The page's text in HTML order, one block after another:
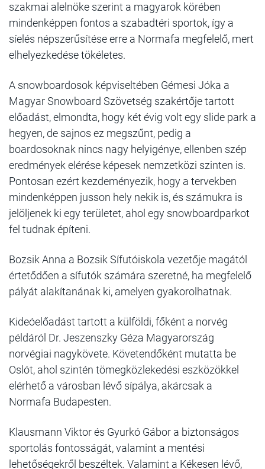
szakmai alelnöke szerint a magyarok körében
mindenképpen fontos a szabadtéri sportok, így a
síelés népszerűsítése erre a Normafa megfelelő, mert
elhelyezkedése tökéletes.
A snowboardosok képviseltében Gémesi Jóka a
Magyar Snowboard Szövetség szakértője tartott
előadást, elmondta, hogy két évig volt egy slide park a
hegyen, de sajnos ez megszűnt, pedig a
boardosoknak nincs nagy helyigénye, ellenben szép
eredmények elérése képesek nemzetközi szinten is.
Pontosan ezért kezdeményezik, hogy a tervekben
mindenképpen jusson hely nekik is, és számukra is
jelöljenek ki egy területet, ahol egy snowboardparkot
fel tudnak építeni.
Bozsik Anna a Bozsik Sífutóiskola vezetője magától
értetődően a sífutók számára szeretné, ha megfelelő
pályát alakítanának ki, amelyen gyakorolhatnak.
Kideóelőadást tartott a külföldi, főként a norvég
példáról Dr. Jeszenszky Géza Magyarország
norvégiai nagykövete. Követendőként mutatta be
Oslót, ahol szintén tömegközlekedési eszközökkel
elérhető a városban lévő sípálya, akárcsak a
Normafa Budapesten.
Klausmann Viktor és Gyurkó Gábor a biztonságos
sportolás fontosságát, valamint a mentési
lehetőségekről beszéltek. Valamint a Kékesen lévő,